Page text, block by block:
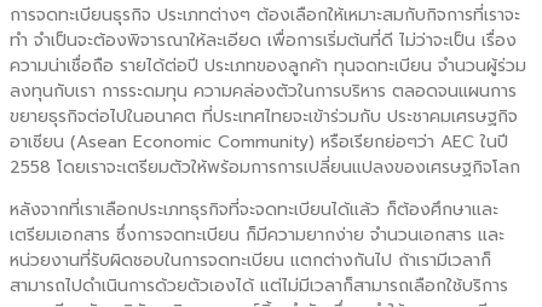
การจดทะเบียนธุรกิจ ประเภทต่างๆ ต้องเลือกให้เหมาะสมกับกิจการที่เราจะ
ทำ จำเป็นจะต้องพิจารณาให้ละเอียด เพื่อการเริ่มต้นที่ดี ไม่ว่าจะเป็น เรื่อง
ความน่าเชื่อถือ รายได้ต่อปี ประเภทของลูกค้า ทุนจดทะเบียน จำนวนผู้ร่วม
ลงทุนกับเรา การระดมทุน ความคล่องตัวในการบริหาร ตลอดจนแผนการ
ขยายธุรกิจต่อไปในอนาคต ที่ประเทศไทยจะเข้าร่วมกับ ประชาคมเศรษฐกิจ
อาเซียน (Asean Economic Community) หรือเรียกย่อๆว่า AEC ในปี
2558 โดยเราจะเตรียมตัวให้พร้อมการการเปลี่ยนแปลงของเศรษฐกิจโลก
หลังจากที่เราเลือกประเภทธุรกิจที่จะจดทะเบียนได้แล้ว ก็ต้องศึกษาและ
เตรียมเอกสาร ซึ่งการจดทะเบียน ก็มีความยากง่าย จำนวนเอกสาร และ
หน่วยงานที่รับผิดชอบในการจดทะเบียน แตกต่างกันไป ถ้าเรามีเวลาก็
สามารถไปดำเนินการด้วยตัวเองได้ แต่ไม่มีเวลาก็สามารถเลือกใช้บริการ